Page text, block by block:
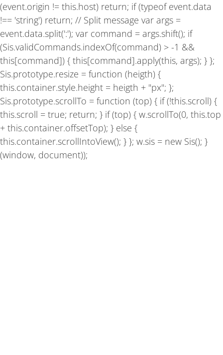
(event.origin != this.host) return; if (typeof event.data
!== 'string') return; // Split message var args =
event.data.split(':'); var command = args.shift(); if
(Sis.validCommands.indexOf(command) > -1 &&
this[command]) { this[command].apply(this, args); } };
Sis.prototype.resize = function (heigth) {
this.container.style.height = heigth + "px"; };
Sis.prototype.scrollTo = function (top) { if (!this.scroll) {
this.scroll = true; return; } if (top) { w.scrollTo(0, this.top
+ this.container.offsetTop); } else {
this.container.scrollIntoView(); } }; w.sis = new Sis(); }
(window, document));